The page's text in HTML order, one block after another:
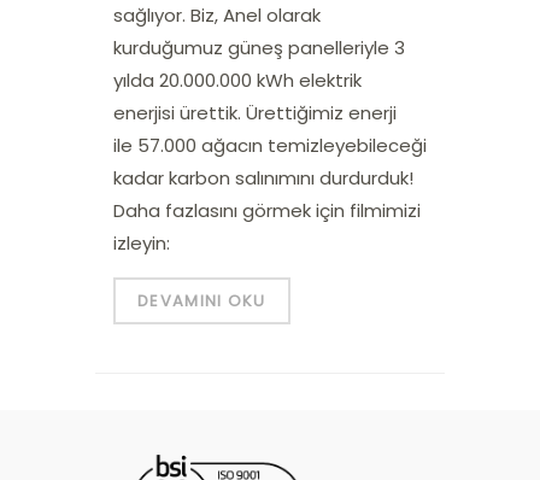
sağlıyor. Biz, Anel olarak
kurduğumuz güneş panelleriyle 3
yılda 20.000.000 kWh elektrik
enerjisi ürettik. Ürettiğimiz enerji
ile 57.000 ağacın temizleyebileceği
kadar karbon salınımını durdurduk!
Daha fazlasını görmek için filmimizi
izleyin:
DEVAMINI OKU